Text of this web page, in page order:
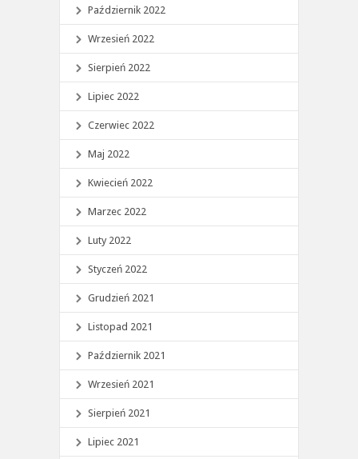
Październik 2022
Wrzesień 2022
Sierpień 2022
Lipiec 2022
Czerwiec 2022
Maj 2022
Kwiecień 2022
Marzec 2022
Luty 2022
Styczeń 2022
Grudzień 2021
Listopad 2021
Październik 2021
Wrzesień 2021
Sierpień 2021
Lipiec 2021